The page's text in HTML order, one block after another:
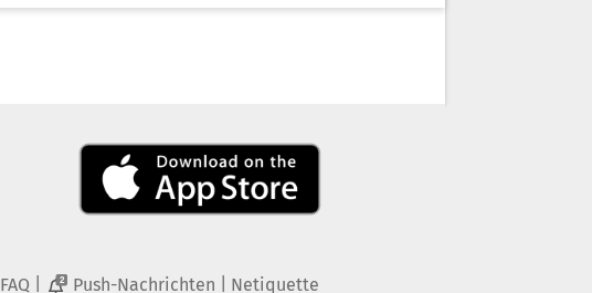
FAQ 2 Push-Nachrichten Netiquette